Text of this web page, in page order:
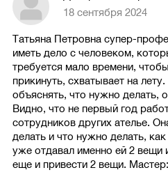
18 сентября 2024
Татьяна Петровна супер-
иметь дело с человеком,
требуется мало времени,
прикинуть, схватывает на
объяснять, что нужно делать,
Видно, что не первый год
сотрудников других ателье.
делать и что нужно делать,
уже отдавал именно ей 2 вещи
еще и привести 2 вещи. Мастер: